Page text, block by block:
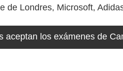
de Londres, Microsoft,
aceptan los exámenes de